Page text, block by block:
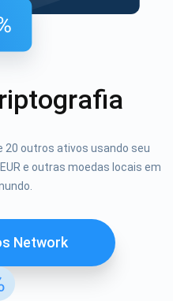
20 outros ativos usando seu
e outras moedas locais em
Network